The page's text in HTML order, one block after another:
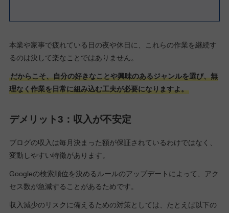
本業や家事で疲れている日の夜や休日に、これらの作業を継続す
るのは決して楽なことではありません。
だからこそ、自分の好きなことや興味のあるジャンルを選び、無
理なく作業を日常に組み込む工夫が必要になりますよ。
デメリット3：収入が不安定
ブログの収入は毎月決まった額が保証されているわけではなく、
変動しやすい特徴があります。
Googleの検索順位を決めるルールのアップデートによって、アク
セス数が急減することがあるためです。
収入減少のリスクに備えるための対策としては、たとえば以下の